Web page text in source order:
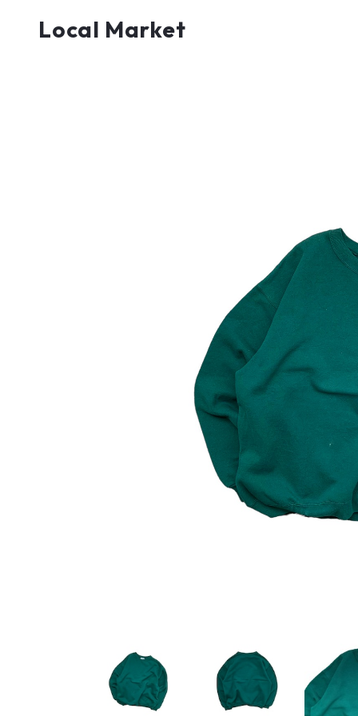
Local Market